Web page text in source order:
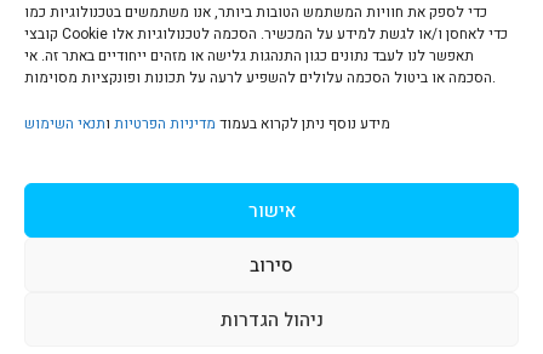
כדי לספק את חוויות המשתמש הטובות ביותר, אנו משתמשים בטכנולוגיות כמו
קובצי Cookie כדי לאחסן ו/או לגשת למידע על המכשיר. הסכמה לטכנולוגיות אלו
תאפשר לנו לעבד נתונים כגון התנהגות גלישה או מזהים ייחודיים באתר זה. אי
הסכמה או ביטול הסכמה עלולים להשפיע לרעה על תכונות ופונקציות מסוימות.
מידע נוסף ניתן לקרוא בעמוד מדיניות הפרטיות ותנאי השימוש
אישור
סירוב
ניהול הגדרות
הצהרת נגישות | Accessibility